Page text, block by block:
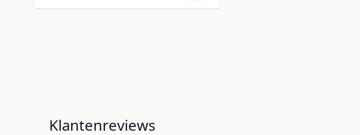
Klantenreviews